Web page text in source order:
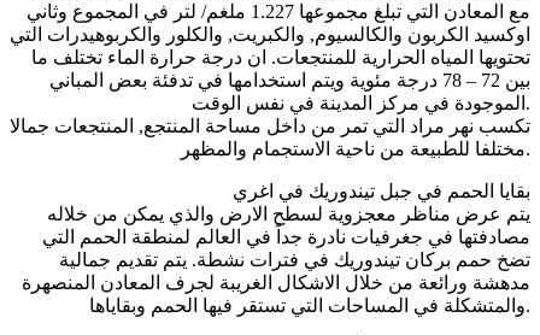
مع المعادن التي تبلغ مجموعها 1.227 ملغم/ لتر في المجموع وثاني
اوكسيد الكربون والكالسيوم, والكبريت, والكلور والكربوهيدرات التي
تحتويها المياه الحرارية للمنتجعات. ان درجة حرارة الماء تختلف ما
بين 72 – 78 درجة مئوية ويتم استخدامها في تدفئة بعض المباني
الموجودة في مركز المدينة في نفس الوقت.
تكسب نهر مراد التي تمر من داخل مساحة المنتجع, المنتجعات جمالا
مختلفا للطبيعة من ناحية الاستجمام والمظهر.
بقايا الحمم في جبل تيندوريك في اغري
يتم عرض مناظر معجزوية لسطح الارض والذي يمكن من خلاله
مصادفتها في جغرفيات نادرة جداً في العالم لمنطقة الحمم التي
تضخ حمم بركان تيندوريك في فترات نشطة. يتم تقديم جمالية
مدهشة ورائعة من خلال الاشكال الغريبة لجرف المعادن المنصهرة
والمتشكلة في المساحات التي تستقر فيها الحمم وبقاياها.